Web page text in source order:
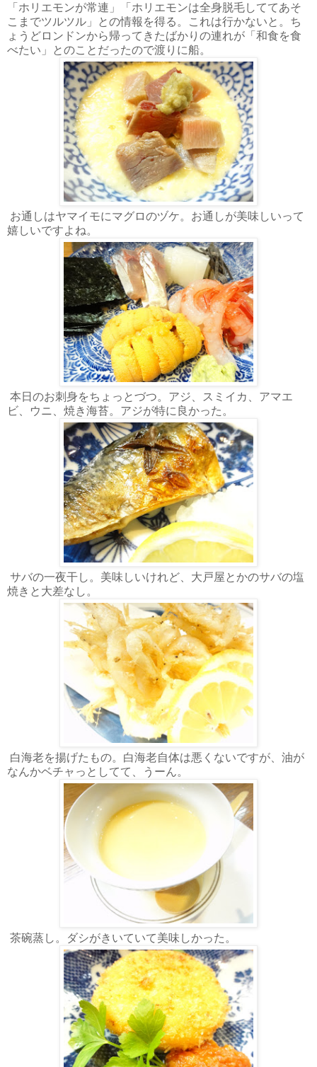
「ホリエモンが常連」「ホリエモンは全身脱毛しててあそ
こまでツルツル」との情報を得る。これは行かないと。ち
ょうどロンドンから帰ってきたばかりの連れが「和食を食
べたい」とのことだったので渡りに船。
お通しはヤマイモにマグロのヅケ。お通しが美味しいって
嬉しいですよね。
本日のお刺身をちょっとづつ。アジ、スミイカ、アマエ
ビ、ウニ、焼き海苔。アジが特に良かった。
サバの一夜干し。美味しいけれど、大戸屋とかのサバの塩
焼きと大差なし。
白海老を揚げたもの。白海老自体は悪くないですが、油が
なんかベチャっとしてて、うーん。
茶碗蒸し。ダシがきいていて美味しかった。